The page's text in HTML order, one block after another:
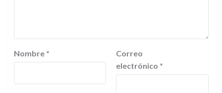
Nombre *
Correo
electrónico *